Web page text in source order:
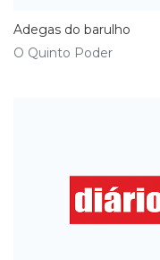
Adegas do barulho
O Quinto Poder